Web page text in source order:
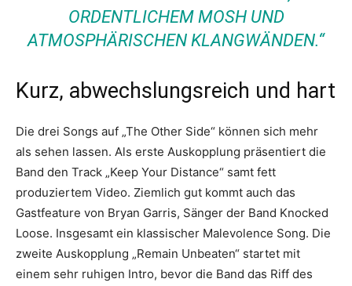
ORDENTLICHEM MOSH UND
ATMOSPHÄRISCHEN KLANGWÄNDEN.“
Kurz, abwechslungsreich und hart
Die drei Songs auf „The Other Side“ können sich mehr
als sehen lassen. Als erste Auskopplung präsentiert die
Band den Track „Keep Your Distance“ samt fett
produziertem Video. Ziemlich gut kommt auch das
Gastfeature von Bryan Garris, Sänger der Band Knocked
Loose. Insgesamt ein klassischer Malevolence Song. Die
zweite Auskopplung „Remain Unbeaten“ startet mit
einem sehr ruhigen Intro, bevor die Band das Riff des